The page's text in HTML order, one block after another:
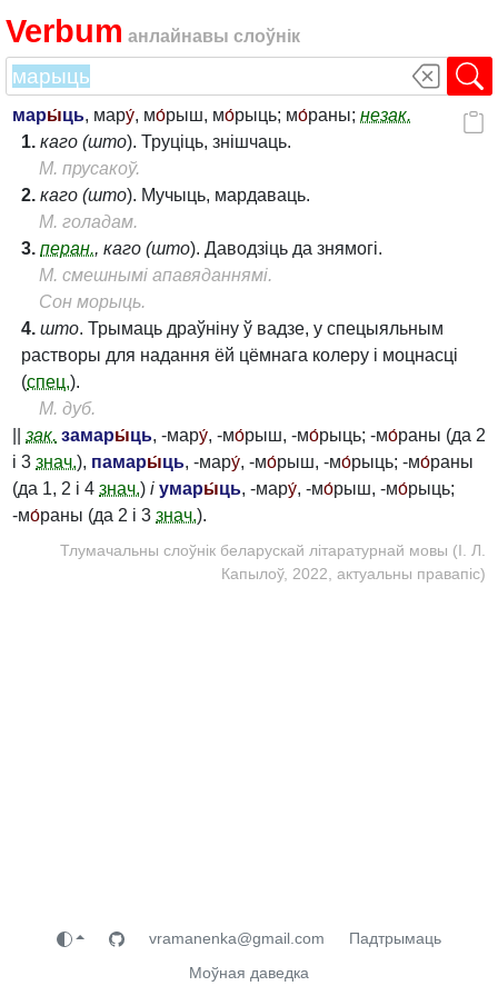
Verbum анлайнавы слоўнік
мары́ць, мару́, мо́рыш, мо́рыць; мо́раны; незак.
1. каго (што). Труціць, знішчаць.
М. прусакоў.
2. каго (што). Мучыць, мардаваць.
М. голадам.
3. перан., каго (што). Даводзіць да знямогі.
М. смешнымі апавяданнямі.
Сон морыць.
4. што. Трымаць драўніну ў вадзе, у спецыяльным
растворы для надання ёй цёмнага колеру і моцнасці
(спец.).
М. дуб.
зак. замары́ць, -мару́, -мо́рыш, -мо́рыць; -мо́раны (да 2
і 3 знач.), памары́ць, -мару́, -мо́рыш, -мо́рыць; -мо́раны
(да 1, 2 і 4 знач.) і умары́ць, -мару́, -мо́рыш, -мо́рыць;
-мо́раны (да 2 і 3 знач.).
Тлумачальны слоўнік беларускай літаратурнай мовы (І. Л.
Капылоў, 2022, актуальны правапіс)
vramanenka@gmail.com
Падтрымаць
Моўная даведка